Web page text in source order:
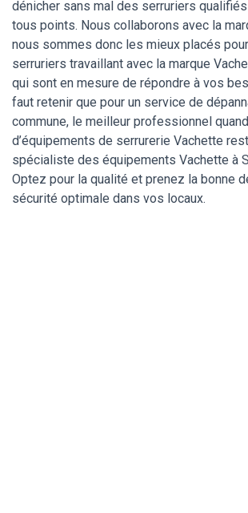
dénicher sans mal des serruriers
tous points. Nous collaborons avec la
nous sommes donc les mieux placés
serruriers travaillant avec la marque
qui sont en mesure de répondre à vos
faut retenir que pour un service de
commune, le meilleur professionnel
d’équipements de serrurerie Vachette
spécialiste des équipements Vachette à
Optez pour la qualité et prenez la bonne
sécurité optimale dans vos locaux.